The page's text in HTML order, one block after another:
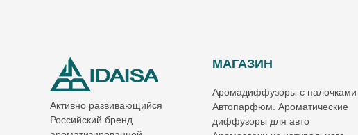
Активно развивающийся
Российский бренд
МАГАЗИН
Аромадиффузоры с палочками
Автопарфюм. Ароматические
диффузоры для авто